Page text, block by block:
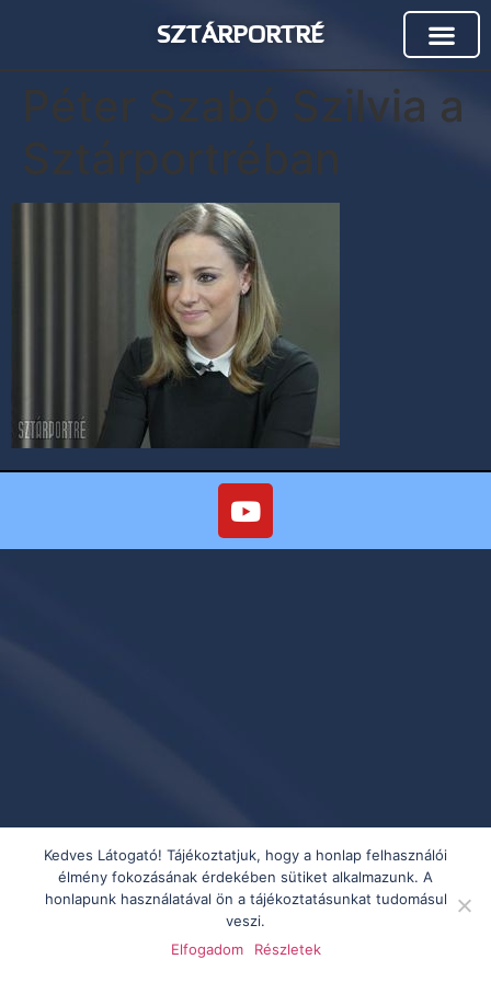
SZTÁRPORTRÉ
Péter Szabó Szilvia a
Sztárportréban
Kedves Látogató! Tájékoztatjuk, hogy a honlap felhasználói
élmény fokozásának érdekében sütiket alkalmazunk. A
honlapunk használatával ön a tájékoztatásunkat tudomásul
veszi.
Elfogadom
Részletek